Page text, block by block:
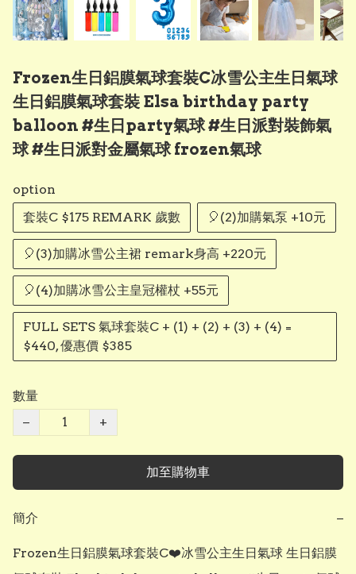
Frozen生日鋁膜氣球套裝C冰雪公主生日氣球
生日鋁膜氣球套裝 Elsa birthday party
balloon #生日party氣球 #生日派對裝飾氣
球 #生日派對金屬氣球 frozen氣球
option
套裝C $175 REMARK 歲數
🎈(2)加購氣泵 +10元
🎈(3)加購冰雪公主裙 remark身高 +220元
🎈(4)加購冰雪公主皇冠權杖 +55元
FULL SETS 氣球套裝C + (1) + (2) + (3) + (4) =
$440, 優惠價 $385
數量
−
+
加至購物車
簡介 −
Frozen生日鋁膜氣球套裝C❤️冰雪公主生日氣球 生日鋁膜